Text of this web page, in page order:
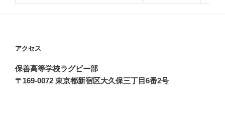
アクセス
保善高等学校ラグビー部
〒169-0072 東京都新宿区大久保三丁目6番2号